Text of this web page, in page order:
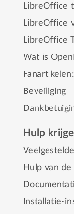
LibreOffice
LibreOffice
LibreOffice
Wat is
Fanartikelen:
Beveiliging
Hulp
Hulp van de
Installatie-